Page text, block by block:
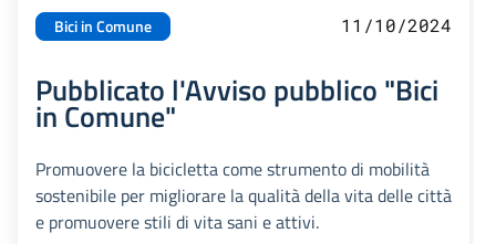
Bici in Comune 11/10/2024
Pubblicato l'Avviso pubblico "Bici
in Comune"
Promuovere la bicicletta come strumento di mobilità
sostenibile per migliorare la qualità della vita delle città
e promuovere stili di vita sani e attivi.